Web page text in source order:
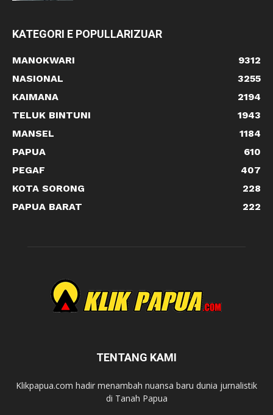
KATEGORI E POPULLARIZUAR
MANOKWARI
9312
NASIONAL
3255
KAIMANA
2194
TELUK BINTUNI
1943
MANSEL
1184
PAPUA
610
PEGAF
407
KOTA SORONG
228
PAPUA BARAT
222
TENTANG KAMI
Klikpapua.com hadir menambah nuansa baru dunia jurnalistik
di Tanah Papua